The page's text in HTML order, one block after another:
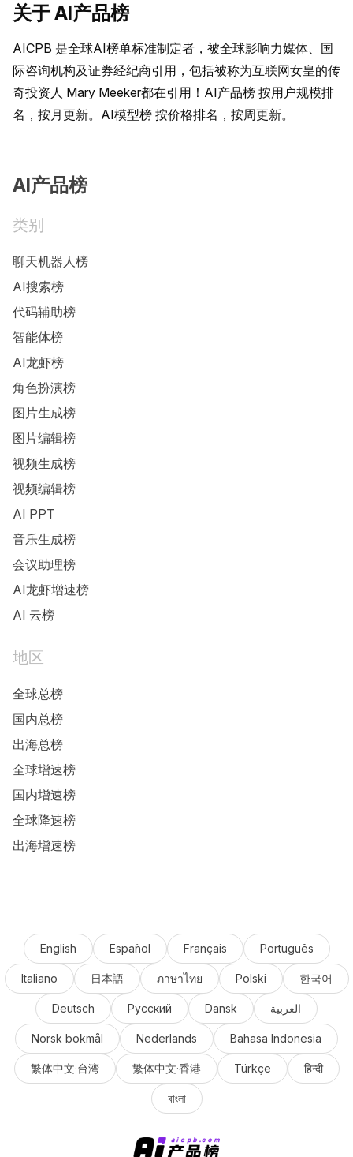
关于 AI产品榜
AICPB 是全球AI榜单标准制定者，被全球影响力媒体、国
际咨询机构及证券经纪商引用，包括被称为互联网女皇的传
奇投资人 Mary Meeker都在引用！AI产品榜 按用户规模排
名，按月更新。AI模型榜 按价格排名，按周更新。
AI产品榜
类别
聊天机器人榜
AI搜索榜
代码辅助榜
智能体榜
AI龙虾榜
角色扮演榜
图片生成榜
图片编辑榜
视频生成榜
视频编辑榜
AI PPT
音乐生成榜
会议助理榜
AI龙虾增速榜
AI 云榜
地区
全球总榜
国内总榜
出海总榜
全球增速榜
国内增速榜
全球降速榜
出海增速榜
English Español Français Português
Italiano 日本語 ภาษาไทย Polski 한국어
Deutsch Русский Dansk العربية
Norsk bokmål Nederlands Bahasa Indonesia
繁体中文·台湾 繁体中文·香港 Türkçe हिन्दी
বাংলা